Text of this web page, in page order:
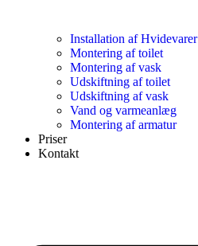
Installation af Hvidevarer​
Montering af toilet
Montering af vask
Udskiftning af toilet
Udskiftning af vask
Vand og varmeanlæg
Montering af armatur
Priser
Kontakt